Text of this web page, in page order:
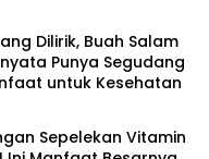
Dilirik, Buah Salam
Punya Segudang
untuk Kesehatan
Sepelekan Vitamin